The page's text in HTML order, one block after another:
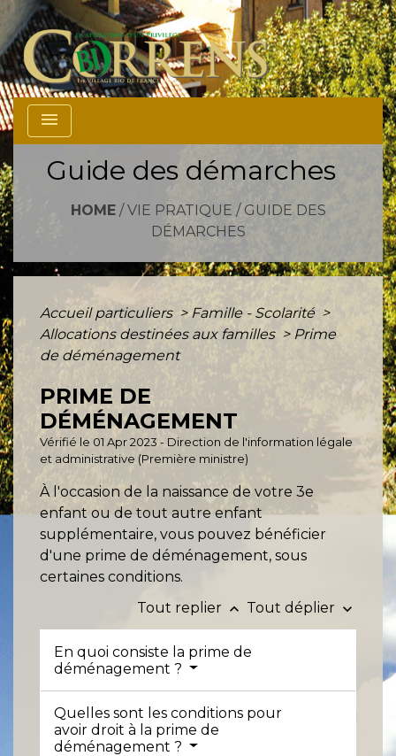
menu
Guide des démarches
HOME/ VIE PRATIQUE / GUIDE DES
DÉMARCHES
Accueil particuliers > Famille - Scolarité >
Allocations destinées aux familles > Prime
de déménagement
PRIME DE
DÉMÉNAGEMENT
Vérifié le 01 Apr 2023 - Direction de l'information légale
et administrative (Première ministre)
À l'occasion de la naissance de votre 3e
enfant ou de tout autre enfant
supplémentaire, vous pouvez bénéficier
d'une prime de déménagement, sous
certaines conditions.
Tout replier keyboard_arrow_up Tout déplier keyboard_arrow_down
En quoi consiste la prime de
déménagement ?
Quelles sont les conditions pour
avoir droit à la prime de
déménagement ?